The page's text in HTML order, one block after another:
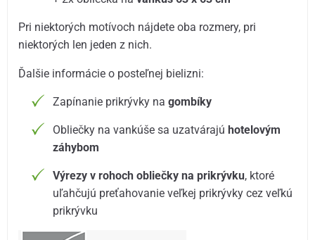
Pri niektorých motívoch nájdete oba rozmery, pri
niektorých len jeden z nich.
Ďalšie informácie o posteľnej bielizni:
Zapínanie prikrývky nagombíky
Obliečky na vankúše sa uzatvárajúhotelovým
záhybom
Výrezy v rohoch obliečky na prikrývku, ktoré
uľahčujú preťahovanie veľkej prikrývky cez veľkú
prikrývku